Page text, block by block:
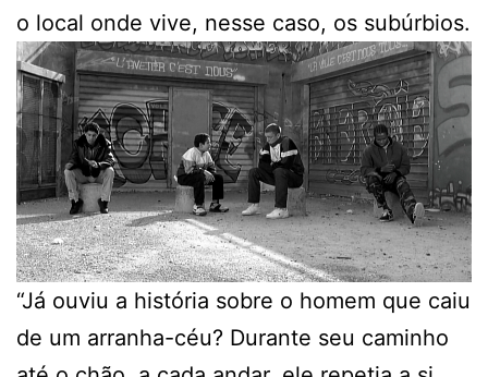
o local onde vive, nesse caso, os subúrbios.
“Já ouviu a história sobre o homem que caiu
de um arranha-céu? Durante seu caminho